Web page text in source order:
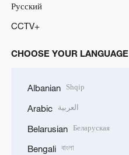
Русский
CCTV+
CHOOSE YOUR LANGUAGE
Albanian Shqip
Arabic العربية
Belarusian Беларуская
Bengali বাংলা